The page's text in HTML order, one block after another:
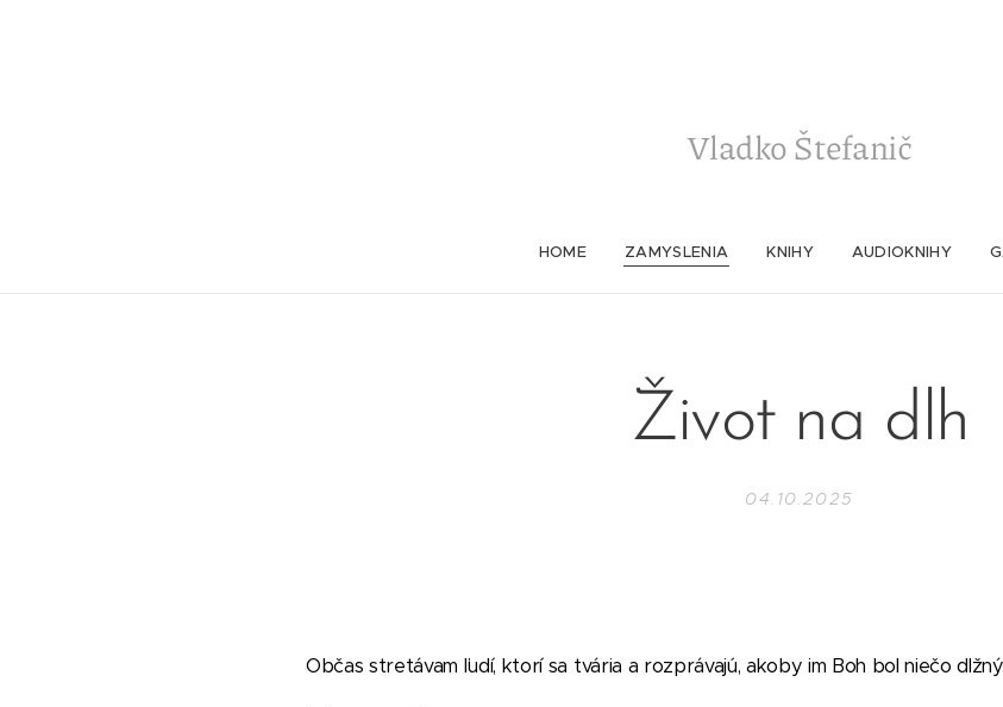
VladkoŠtefanič
HOME ZAMYSLENIA KNIHY AUDIOKNIHY
Život na dlh
04.10.2025
Občas stretávam ľudí, ktorí sa tvária a rozprávajú, akoby im Boh bol niečo dlžný.